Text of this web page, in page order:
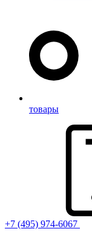
товары
+7 (495) 974-6067